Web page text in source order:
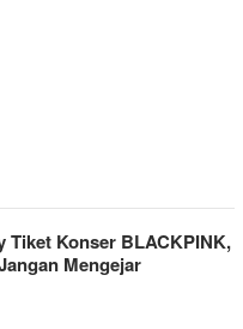
Tiket Konser BLACKPINK,
Mengejar